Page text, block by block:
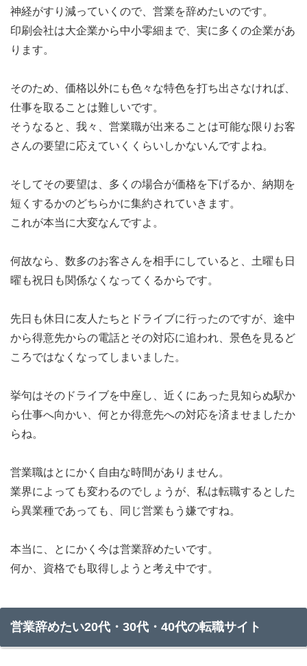
神経がすり減っていくので、営業を辞めたいのです。
印刷会社は大企業から中小零細まで、実に多くの企業があ
ります。
そのため、価格以外にも色々な特色を打ち出さなければ、
仕事を取ることは難しいです。
そうなると、我々、営業職が出来ることは可能な限りお客
さんの要望に応えていくくらいしかないんですよね。
そしてその要望は、多くの場合が価格を下げるか、納期を
短くするかのどちらかに集約されていきます。
これが本当に大変なんですよ。
何故なら、数多のお客さんを相手にしていると、土曜も日
曜も祝日も関係なくなってくるからです。
先日も休日に友人たちとドライブに行ったのですが、途中
から得意先からの電話とその対応に追われ、景色を見るど
ころではなくなってしまいました。
挙句はそのドライブを中座し、近くにあった見知らぬ駅か
ら仕事へ向かい、何とか得意先への対応を済ませましたか
らね。
営業職はとにかく自由な時間がありません。
業界によっても変わるのでしょうが、私は転職するとした
ら異業種であっても、同じ営業もう嫌ですね。
本当に、とにかく今は営業辞めたいです。
何か、資格でも取得しようと考え中です。
営業辞めたい20代・30代・40代の転職サイト